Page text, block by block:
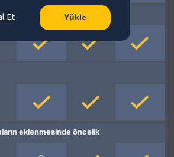
eklenmesinde öncelik
Et Yükle